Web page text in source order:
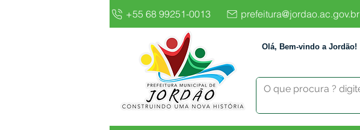
+55 68 99251-0013 prefeitura@jordao.ac.gov.br
Olá, Bem-vindo a Jordão!